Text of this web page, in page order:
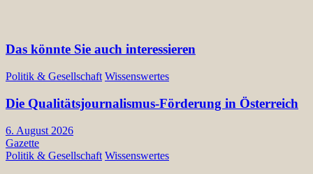
Das könnte Sie auch interessieren
Politik & Gesellschaft Wissenswertes
Die Qualitätsjournalismus-Förderung in Österreich
6. August 2026
Gazette
Politik & Gesellschaft Wissenswertes